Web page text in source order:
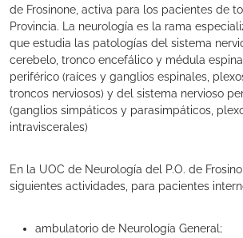
de Frosinone, activa para los pacientes de
Provincia. La neurología es la rama
que estudia las patologías del sistema
cerebelo, tronco encefálico y médula
periférico (raíces y ganglios espinales,
troncos nerviosos) y del sistema nervioso
(ganglios simpáticos y parasimpáticos,
intraviscerales)
En la UOC de Neurología del P.O. de
siguientes actividades, para pacientes
ambulatorio de Neurología General;